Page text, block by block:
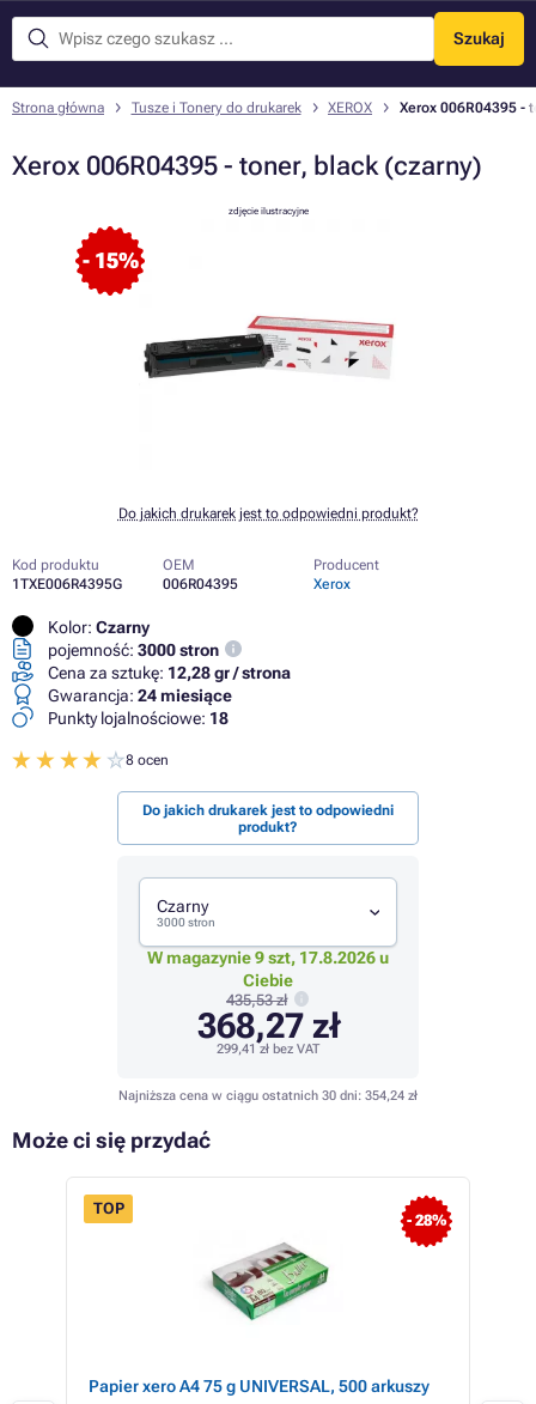
Szukaj
Menu
Strona główna Tusze i Tonery do drukarek XEROX Xerox 006R04395 -
Xerox 006R04395 - toner, black (czarny)
- 15%
zdjęcie ilustracyjne
Do jakich drukarek jest to odpowiedni produkt?
Kod produktu
1TXE006R4395G
OEM
006R04395
Producent
Xerox
Kolor: Czarny
pojemność: 3000 stron
Cena za sztukę: 12,28 gr / strona
Gwarancja: 24 miesiące
Punkty lojalnościowe: 18
8 ocen
Do jakich drukarek jest to odpowiedni
produkt?
Czarny
3000 stron
W magazynie 9 szt, 17.8.2026 u
Ciebie
435,53 zł
368,27 zł
299,41 zł bez VAT
Najniższa cena w ciągu ostatnich 30 dni: 354,24 zł
Może ci się przydać
- 28%
TOP
Papier xero A4 75 g UNIVERSAL, 500 arkuszy